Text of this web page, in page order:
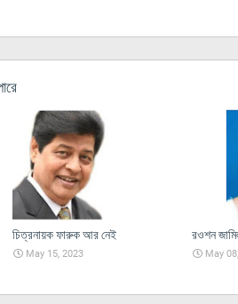
চিত্রনায়ক ফারুক আর নেই
May 15, 2023
রওশন
May